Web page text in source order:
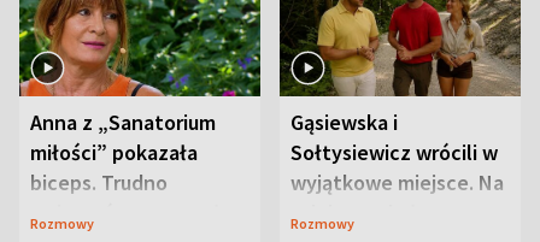
Anna z „Sanatorium
miłości” pokazała
biceps. Trudno
uwierzyć, co przeszła
Rozmowy
Gąsiewska i
Sołtysiewicz wrócili w
wyjątkowe miejsce. Na
szlaku czekał
Rozmowy